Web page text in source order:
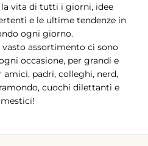
vita di tutti i giorni, idee
e le ultime tendenze in
ogni giorno.
vasto assortimento ci sono
occasione, per grandi e
amici, padri, colleghi, nerd,
cuochi dilettanti e